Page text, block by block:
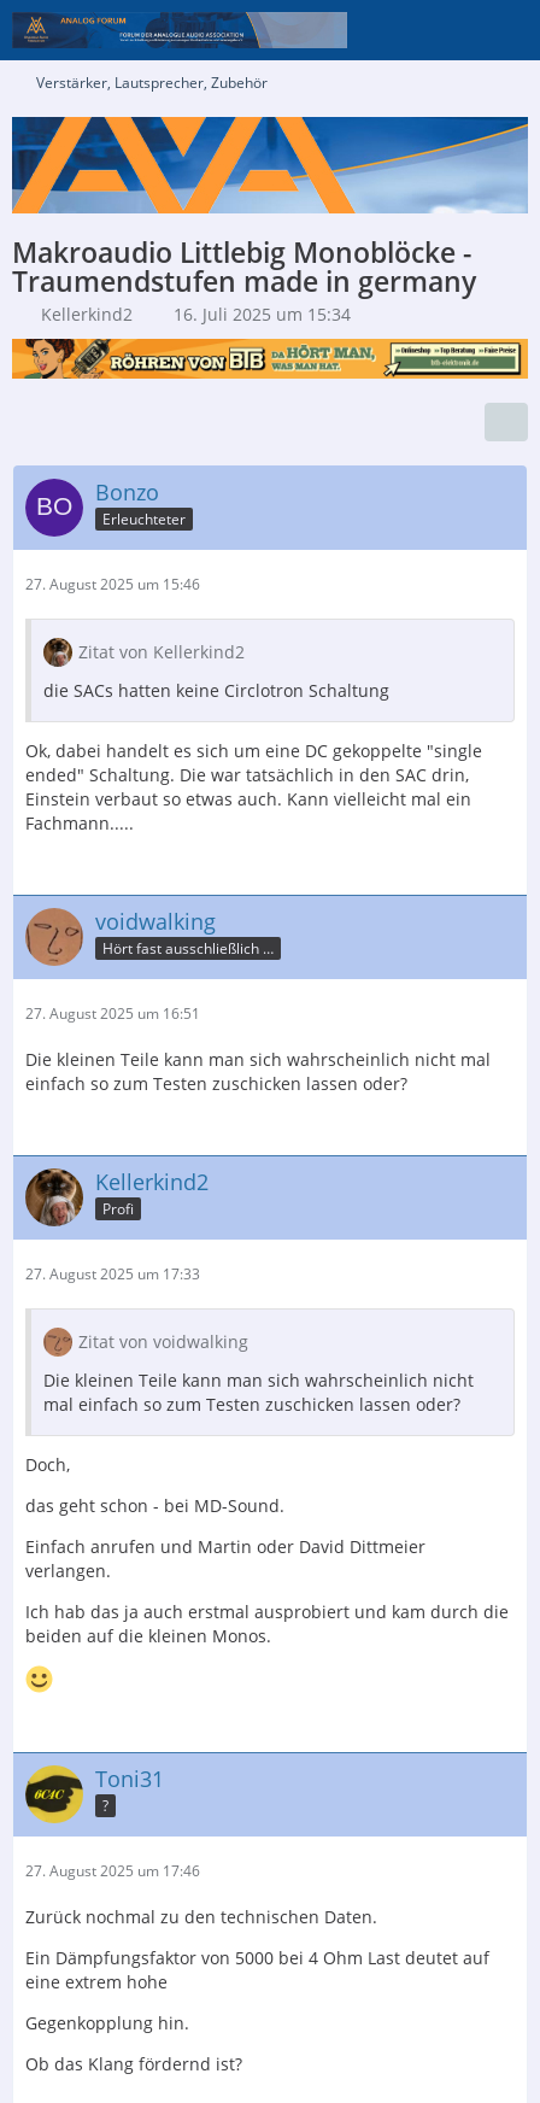
Verstärker, Lautsprecher, Zubehör
Makroaudio Littlebig Monoblöcke -
Traumendstufen made in germany
Kellerkind2 16. Juli 2025 um 15:34
Bonzo
Erleuchteter
27. August 2025 um 15:46
Zitat von Kellerkind2
die SACs hatten keine Circlotron Schaltung
Ok, dabei handelt es sich um eine DC gekoppelte "single
ended" Schaltung. Die war tatsächlich in den SAC drin,
Einstein verbaut so etwas auch. Kann vielleicht mal ein
Fachmann.....
voidwalking
Hört fast ausschließlich nur Krach
27. August 2025 um 16:51
Die kleinen Teile kann man sich wahrscheinlich nicht mal
einfach so zum Testen zuschicken lassen oder?
Kellerkind2
Profi
27. August 2025 um 17:33
Zitat von voidwalking
Die kleinen Teile kann man sich wahrscheinlich nicht
mal einfach so zum Testen zuschicken lassen oder?
Doch,
das geht schon - bei MD-Sound.
Einfach anrufen und Martin oder David Dittmeier
verlangen.
Ich hab das ja auch erstmal ausprobiert und kam durch die
beiden auf die kleinen Monos.
Toni31
?
27. August 2025 um 17:46
Zurück nochmal zu den technischen Daten.
Ein Dämpfungsfaktor von 5000 bei 4 Ohm Last deutet auf
eine extrem hohe
Gegenkopplung hin.
Ob das Klang fördernd ist?